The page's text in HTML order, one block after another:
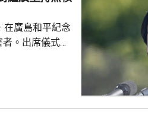
訪的第四個...
在廣島和平紀念
。出席儀式的
的使命。 不